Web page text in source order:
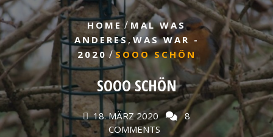
HOME / MAL WAS
ANDERES ,WAS WAR -
2020 /SOOO SCHÖN
SOOO SCHÖN
18. MÄRZ 2020
8
COMMENTS